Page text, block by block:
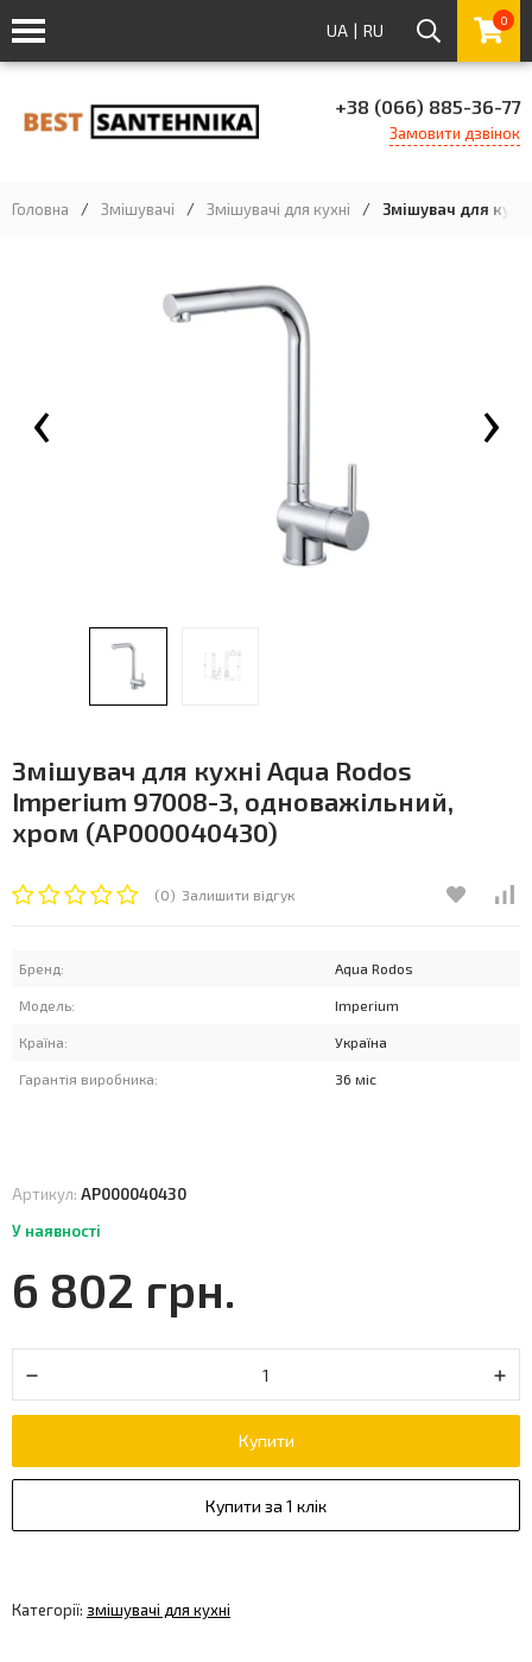
UA | RU 0
+38 (066) 885-36-77
Замовити дзвінок
Головна / Змішувачі / Змішувачі для кухні / Змішувач для
‹ ›
Змішувач для кухні Aqua Rodos
Imperium 97008-3, одноважільний,
хром (АР000040430)
(0) Залишити відгук
Бренд: Aqua Rodos
Модель: Imperium
Країна: Україна
Гарантія виробника: 36 міс
Артикул: АР000040430
У наявності
6 802 грн.
Купити
Купити за 1 клік
Категорії: змішувачі для кухні